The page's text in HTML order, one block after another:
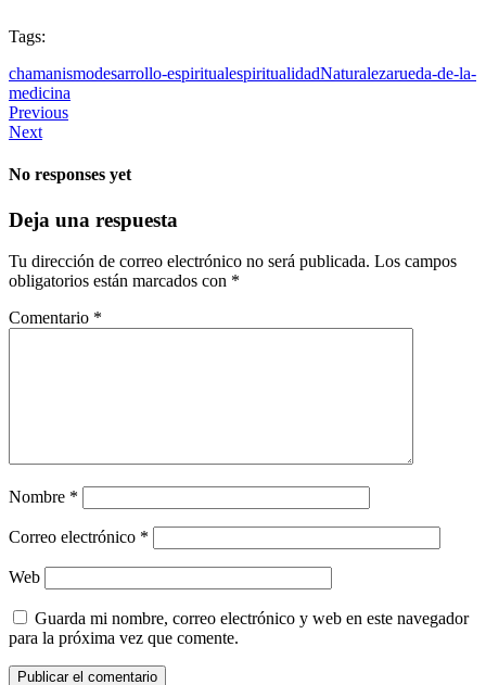
Tags:
chamanismodesarrollo-espiritualespiritualidadNaturalezarueda-de-la-
medicina
Previous
Next
No responses yet
Deja una respuesta
Tu dirección de correo electrónico no será publicada. Los campos
obligatorios están marcados con *
Comentario *
Nombre *
Correo electrónico *
Web
Guarda mi nombre, correo electrónico y web en este navegador
para la próxima vez que comente.